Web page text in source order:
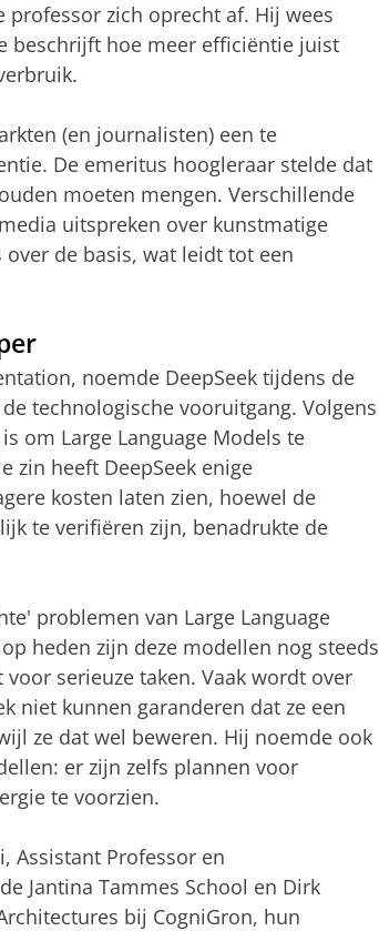
zich oprecht af. Hij wees
beschrijft hoe meer efficiëntie juist
(en journalisten) een te
De emeritus hoogleraar stelde dat
moeten mengen. Verschillende
uitspreken over kunstmatige
de basis, wat leidt tot een
noemde DeepSeek tijdens de
technologische vooruitgang. Volgens
om Large Language Models te
zin heeft DeepSeek enige
kosten laten zien, hoewel de
te verifiëren zijn, benadrukte de
problemen van Large Language
heden zijn deze modellen nog steeds
serieuze taken. Vaak wordt over
niet kunnen garanderen dat ze een
ze dat wel beweren. Hij noemde ook
er zijn zelfs plannen voor
te voorzien.
Assistant Professor en
Jantina Tammes School en Dirk
bij CogniGron, hun